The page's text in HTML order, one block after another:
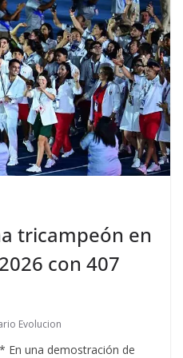
tricampeón en
con 407
Evolucion
En una demostración de